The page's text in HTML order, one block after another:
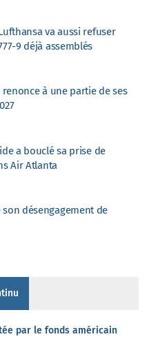
va aussi refuser
9 déjà assemblés
à une partie de ses
a bouclé sa prise de
Air Atlanta
désengagement de
par le fonds américain